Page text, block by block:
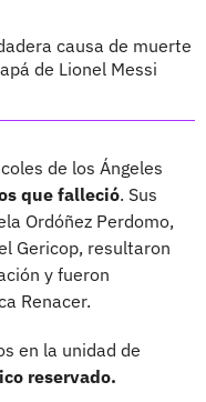
causa de muerte
de Lionel Messi
de los Ángeles
que falleció. Sus
Ordóñez Perdomo,
Gericop, resultaron
y fueron
Renacer.
en la unidad de
reservado.